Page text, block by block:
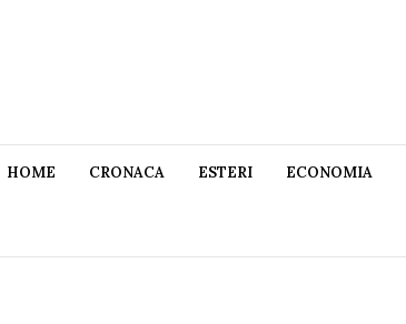
HOME CRONACA ESTERI ECONOMIA